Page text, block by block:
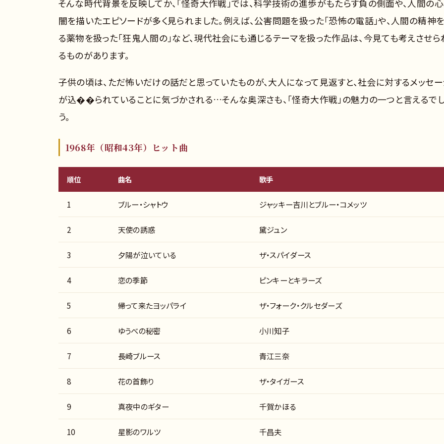
そんな時代背景を反映してか、「怪奇大作戦」では、科学技術の進歩がもたらす負の側面や、人間の
闇を描いたエピソードが多く見られました。例えば、公害問題を扱った「恐怖の電話」や、人間の精神
る薬物を扱った「狂鬼人間の」など、現代社会にも通じるテーマを扱った作品は、今見ても考えさせら
るものがあります。
子供の頃は、ただ怖いだけの話だと思っていたものが、大人になって見返すと、社会に対するメッセ
が込��られていることに気づかされる…そんな奥深さも、「怪奇大作戦」の魅力の一つと言えるで
う。
1968年（昭和43年）ヒット曲
順位 曲名 歌手
1 ブルー・シャトウ ジャッキー吉川とブルー・コメッツ
2 天使の誘惑 黛ジュン
3 夕陽が泣いている ザ・スパイダース
4 恋の季節 ピンキーとキラーズ
5 帰って来たヨッパライ ザ・フォーク・クルセダーズ
6 ゆうべの秘密 小川知子
7 長崎ブルース 青江三奈
8 花の首飾り ザ・タイガース
9 真夜中のギター 千賀かほる
10 星影のワルツ 千昌夫